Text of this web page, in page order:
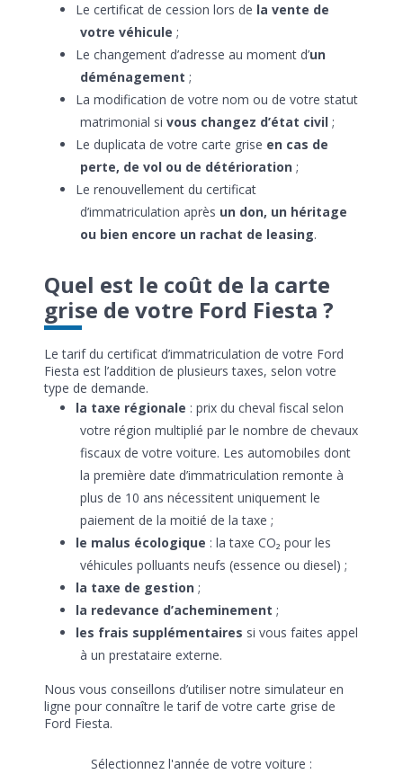
Le certificat de cession lors de la vente de
votre véhicule ;
Le changement d’adresse au moment d’un
déménagement ;
La modification de votre nom ou de votre statut
matrimonial si vous changez d’état civil;
Le duplicata de votre carte grise en cas de
perte, de vol ou de détérioration;
Le renouvellement du certificat
d’immatriculation après un don, un héritage
ou bien encore un rachat de leasing.
Quel est le coût de la carte
grise de votre Ford Fiesta ?
Le tarif du certificat d’immatriculation de votre Ford
Fiesta est l’addition de plusieurs taxes, selon votre
type de demande.
la taxe régionale : prix du cheval fiscal selon
votre région multiplié par le nombre de chevaux
fiscaux de votre voiture. Les automobiles dont
la première date d’immatriculation remonte à
plus de 10 ans nécessitent uniquement le
paiement de la moitié de la taxe ;
le malus écologique : la taxe CO₂ pour les
véhicules polluants neufs (essence ou diesel) ;
la taxe de gestion;
la redevance d’acheminement ;
les frais supplémentaires si vous faites appel
à un prestataire externe.
Nous vous conseillons d’utiliser notre simulateur en
ligne pour connaître le tarif de votre carte grise de
Ford Fiesta.
Sélectionnez l'année de votre voiture :